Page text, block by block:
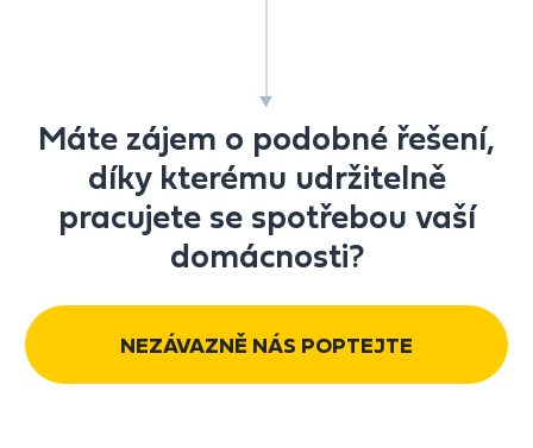
Máte zájem o podobné řešení,
díky kterému udržitelně
pracujete se spotřebou vaší
domácnosti?
NEZÁVAZNĚ NÁS POPTEJTE